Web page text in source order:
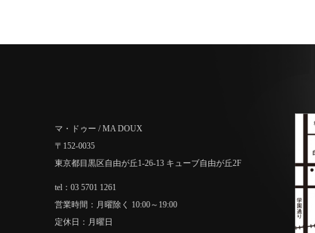
マ・ドゥー / MA DOUX
〒152-0035
東京都目黒区自由が丘1-26-13 キューブ自由が丘2F
tel：03 5701 1261
営業時間：月曜除く 10:00～19:00
定休日：月曜日